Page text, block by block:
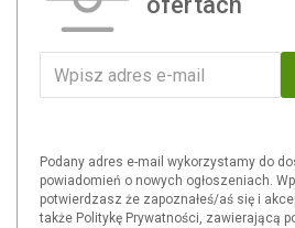
Podany adres e-mail wykorzystamy do
powiadomień o nowych ogłoszeniach.
potwierdzasz że zapoznałeś/aś się i
także Politykę Prywatności, zawierającą